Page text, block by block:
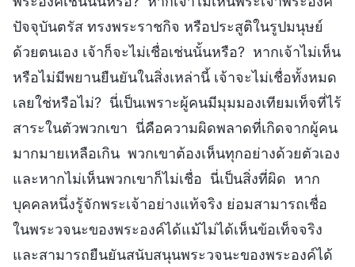
ปัจจุบันตรัส ทรงพระราชกิจ หรือประสูติในรูปมนุษย์
ด้วยตนเอง เจ้าก็จะไม่เชื่อเช่นนั้นหรือ? หากเจ้าไม่เห็น
หรือไม่มีพยานยืนยันในสิ่งเหล่านี้ เจ้าจะไม่เชื่อทั้งหมด
เลยใช่หรือไม่? นี่เป็นเพราะผู้คนมีมุมมองเทียมเท็จที่ไร้
สาระในตัวพวกเขา นี่คือความผิดพลาดที่เกิดจากผู้คน
มากมายเหลือเกิน พวกเขาต้องเห็นทุกอย่างด้วยตัวเอง
และหากไม่เห็นพวกเขาก็ไม่เชื่อ นี่เป็นสิ่งที่ผิด หาก
บุคคลหนึ่งรู้จักพระเจ้าอย่างแท้จริง ย่อมสามารถเชื่อ
ในพระวจนะของพระองค์ได้แม้ไม่ได้เห็นข้อเท็จจริง
และสามารถยืนยันสนับสนุนพระวจนะของพระองค์ได้